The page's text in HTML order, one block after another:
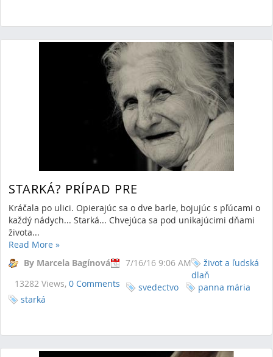
STARKÁ? PRÍPAD PRE
Kráčala po ulici. Opierajúc sa o dve barle, bojujúc s pľúcami o
každý nádych... Starká... Chvejúca sa pod unikajúcimi dňami
života...
Read More »
By Marcela Bagínová
7/16/16 9:06 AM
13282 Views, 0 Comments
život a ľudská
dlaň
svedectvo
panna mária
starká